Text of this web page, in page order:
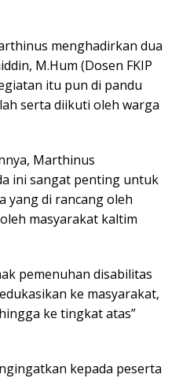
menghadirkan dua
M.Hum (Dosen FKIP
itu pun di pandu
serta diikuti oleh warga
Marthinus
ini sangat penting untuk
yang di rancang oleh
masyarakat kaltim
pemenuhan disabilitas
ke masyarakat,
ke tingkat atas”
kepada peserta